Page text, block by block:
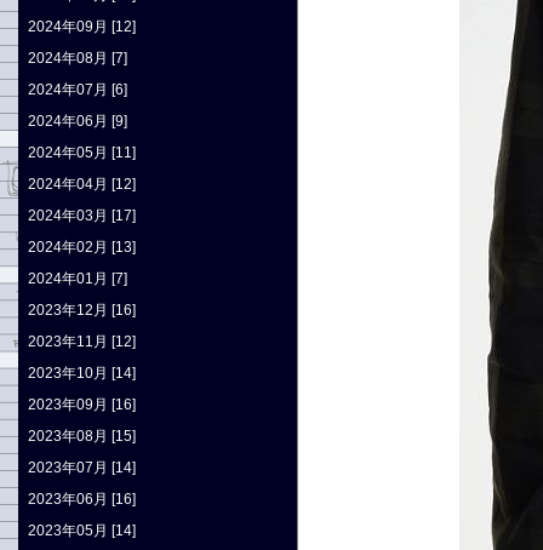
2024年09月 [12]
2024年08月 [7]
2024年07月 [6]
2024年06月 [9]
2024年05月 [11]
2024年04月 [12]
2024年03月 [17]
2024年02月 [13]
2024年01月 [7]
2023年12月 [16]
2023年11月 [12]
2023年10月 [14]
2023年09月 [16]
2023年08月 [15]
2023年07月 [14]
2023年06月 [16]
2023年05月 [14]